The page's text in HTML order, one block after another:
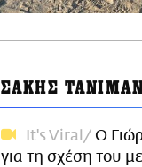
ΣΑΚΗΣ
It's Viral
Ο
για τη σχέση του